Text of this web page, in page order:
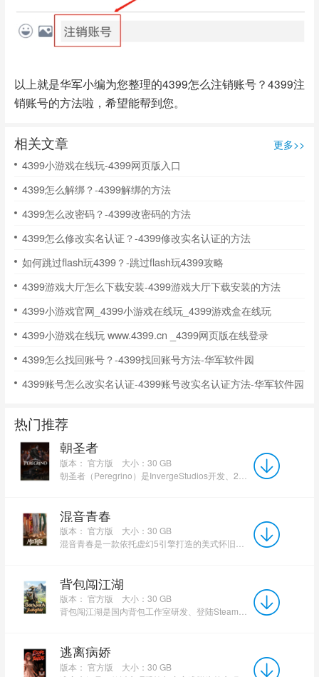
以上就是华军小编为您整理的4399怎么注销账号？4399注
销账号的方法啦，希望能帮到您。
相关文章
更多>>
4399小游戏在线玩-4399网页版入口
4399怎么解绑？-4399解绑的方法
4399怎么改密码？-4399改密码的方法
4399怎么修改实名认证？-4399修改实名认证的方法
如何跳过flash玩4399？-跳过flash玩4399攻略
4399游戏大厅怎么下载安装-4399游戏大厅下载安装的方法
4399小游戏官网_4399小游戏在线玩_4399游戏盒在线玩
4399小游戏在线玩 www.4399.cn _4399网页版在线登录
4399怎么找回账号？-4399找回账号方法-华军软件园
4399账号怎么改实名认证-4399账号改实名认证方法-华军软件园
热门推荐
朝圣者
版本： 官方版
大小：30 GB
混音青春
版本： 官方版
大小：30 GB
背包闯江湖
版本： 官方版
大小：30 GB
逃离病娇
版本： 官方版
大小：30 GB